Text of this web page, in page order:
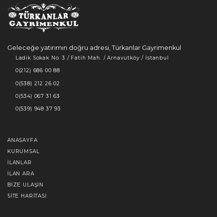
Geleceğe yatırımın doğru adresi, Türkanlar Gayrimenkul
Ladik Sokak No: 3 / Fatih Mah. / Arnavutköy / İstanbul
0(212) 686 00 88
0(538) 212 26 02
0(534) 067 31 63
0(539) 948 37 93
ANASAYFA
KURUMSAL
İLANLAR
İLAN ARA
BIZE ULAŞIN
SITE HARITASI